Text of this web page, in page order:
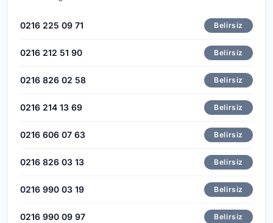
0216 225 09 71 Belirsiz
0216 212 51 90 Belirsiz
0216 826 02 58 Belirsiz
0216 214 13 69 Belirsiz
0216 606 07 63 Belirsiz
0216 826 03 13 Belirsiz
0216 990 03 19 Belirsiz
0216 990 09 97 Belirsiz